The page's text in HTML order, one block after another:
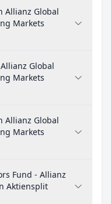
Allianz Global
Markets
Global
Markets
Allianz Global
Markets
Fund - Allianz
Aktiensplit